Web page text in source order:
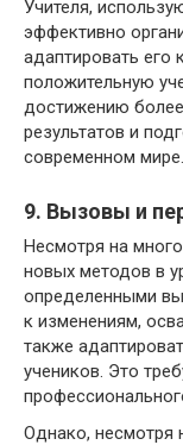
Учителя,
эффективно
адаптировать его
положительную
достижению
результатов и
современном мире.
9. Вызовы и
Несмотря на
новых методов в
определенными
к изменениям,
также
учеников. Это
Однако, несмотря